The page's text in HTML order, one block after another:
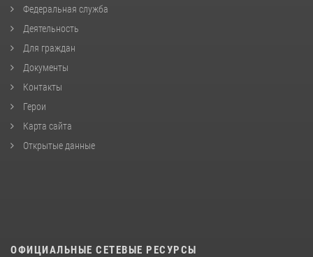
Федеральная служба
Деятельность
Для граждан
Документы
Контакты
Герои
Карта сайта
Открытые данные
ОФИЦИАЛЬНЫЕ СЕТЕВЫЕ РЕСУРСЫ